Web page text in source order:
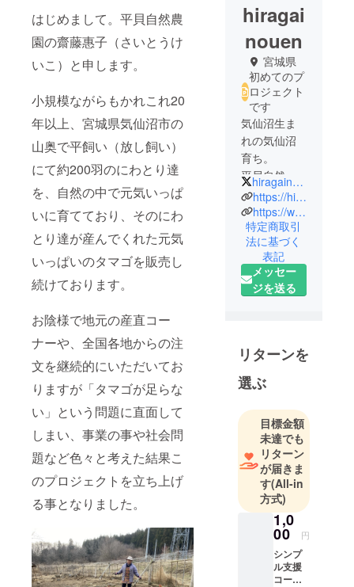
はじめまして。平貝自然農
園の齋藤惠子（さいとうけ
いこ）と申します。
小規模ながらもかれこれ20
年以上、宮城県気仙沼市の
山奥で平飼い（放し飼い）
にて約200羽のにわとり達
を、自然の中で元気いっぱ
いに育てており、そのにわ
とり達が産んでくれた元気
いっぱいのタマゴを販売し
続けております。
お陰様で地元の産直コー
ナーや、全国各地からの注
文を継続的にいただいてお
りますが「タマゴが足らな
い」という問題に直面して
しまい、事業の事や社会問
題など色々と考えた結果こ
のプロジェクトを立ち上げ
る事となりました。
hiragai
nouen
宮城県
初めてのプ
ロジェクト
です
気仙沼生ま
れの気仙沼
育ち。
平貝自然農
園の齋藤惠
子と申しま
す。
山奥で元気
いっぱいの
にわとり達
多くの人に
少しでも
知っていた
思います。
宜しくお願
いいたしま
す。
hiragainouen
https://hiragai.blogspot.com/
https://www.youtube.com/channel/UCqgSp7gev7hrr5uy-7Lm1FQ
特定商取引
法に基づく
表記
メッセー
ジを送る
リターンを
選ぶ
目標金額
未達でも
リターン
が届きま
す(All-in
方式)
1,0
00 円
シンプ
ル支援
コース